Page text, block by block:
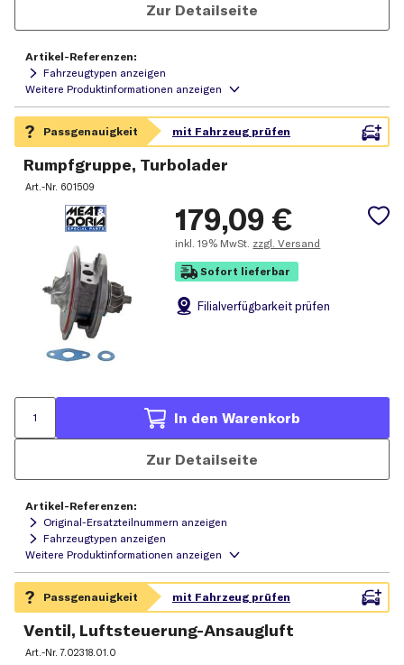
Zur Detailseite
Artikel-Referenzen:
Fahrzeugtypen anzeigen
Rumpfgruppe, Turbolader
Art.-Nr. 601509
179,09 €
inkl. 19% MwSt. zzgl. Versand
Sofort lieferbar
Filialverfügbarkeit prüfen
In den Warenkorb
Zur Detailseite
Artikel-Referenzen:
Original-Ersatzteilnummern anzeigen
Fahrzeugtypen anzeigen
Ventil, Luftsteuerung-Ansaugluft
Art.-Nr.7.02318.01.0